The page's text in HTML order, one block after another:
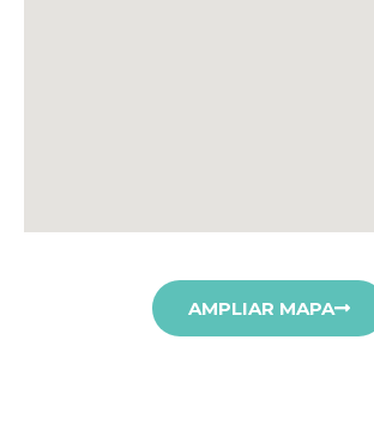
AMPLIAR MAPA